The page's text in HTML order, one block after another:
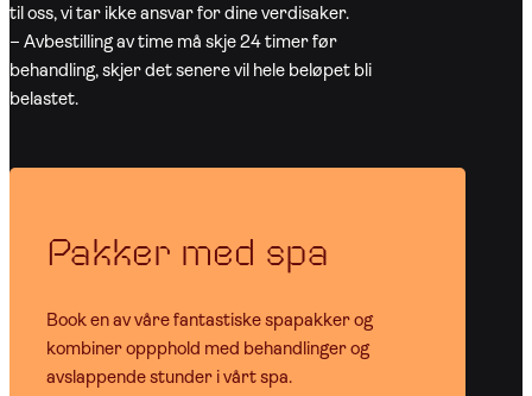
til oss, vi tar ikke ansvar for dine verdisaker.
– Avbestilling av time må skje 24 timer før
behandling, skjer det senere vil hele beløpet bli
belastet.
Pakker med spa
Book en av våre fantastiske spapakker og
kombiner oppphold med behandlinger og
avslappende stunder i vårt spa.